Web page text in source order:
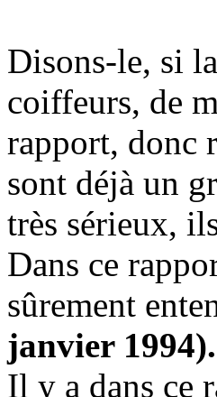
Disons-le, si
coiffeurs, de
rapport, donc
sont déjà un
très sérieux,
Dans ce
sûrement
janvier 1994).
Il y a dans ce